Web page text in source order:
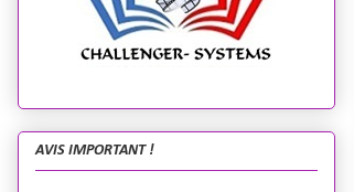
AVIS IMPORTANT !